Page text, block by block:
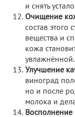
и снять
Очищение
состав этого
вещества и
кожа
увлажнённой.
Улучшение
виноград
но и после
молока и
Восполнение